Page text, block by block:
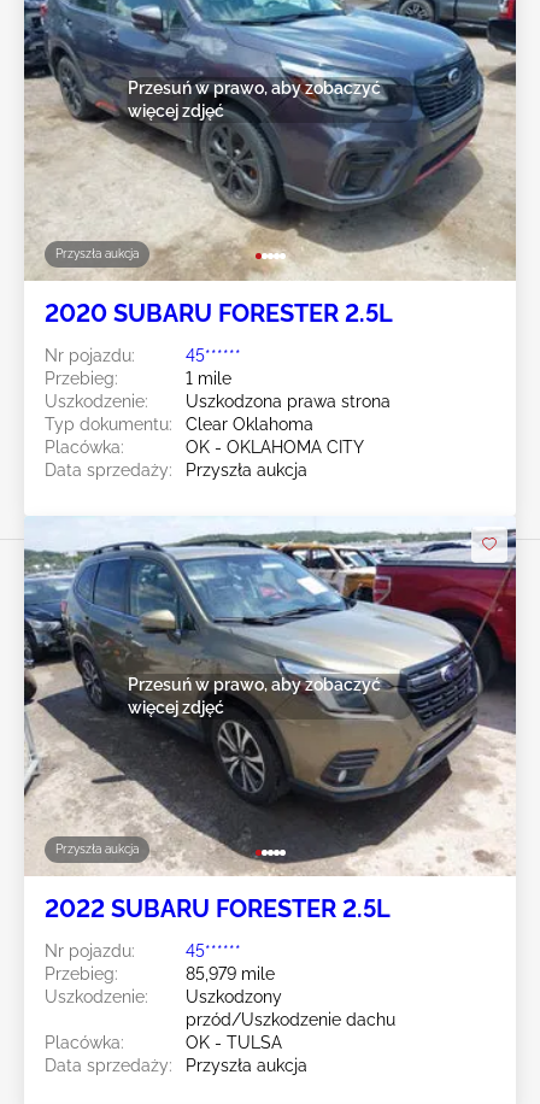
Przyszła aukcja
Przesuń w prawo, aby zobaczyć
więcej zdjęć
2020 SUBARU FORESTER 2.5L
Nr pojazdu:
45******
Przebieg:
1 mile
Uszkodzenie:
Uszkodzona prawa strona
Typ dokumentu:
Clear Oklahoma
Placówka:
OK - OKLAHOMA CITY
Data sprzedaży:
Przyszła aukcja
Przyszła aukcja
Przesuń w prawo, aby zobaczyć
więcej zdjęć
2022 SUBARU FORESTER 2.5L
Nr pojazdu:
45******
Przebieg:
85,979 mile
Uszkodzenie:
Uszkodzony
przód/Uszkodzenie dachu
Placówka:
OK - TULSA
Data sprzedaży:
Przyszła aukcja